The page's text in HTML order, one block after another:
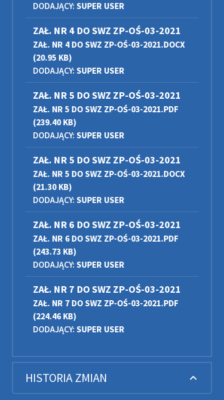
DODAJĄCY: SUPER USER
ZAŁ. NR 4 DO SWZ ZP-OŚ-03-2021
ZAŁ. NR 4 DO SWZ ZP-OŚ-03-2021.DOCX
(20.95 KB)
DODAJĄCY: SUPER USER
ZAŁ. NR 5 DO SWZ ZP-OŚ-03-2021
ZAŁ. NR 5 DO SWZ ZP-OŚ-03-2021.PDF
(239.40 KB)
DODAJĄCY: SUPER USER
ZAŁ. NR 5 DO SWZ ZP-OŚ-03-2021
ZAŁ. NR 5 DO SWZ ZP-OŚ-03-2021.DOCX
(21.30 KB)
DODAJĄCY: SUPER USER
ZAŁ. NR 6 DO SWZ ZP-OŚ-03-2021
ZAŁ. NR 6 DO SWZ ZP-OŚ-03-2021.PDF
(243.73 KB)
DODAJĄCY: SUPER USER
ZAŁ. NR 7 DO SWZ ZP-OŚ-03-2021
ZAŁ. NR 7 DO SWZ ZP-OŚ-03-2021.PDF
(224.46 KB)
DODAJĄCY: SUPER USER
HISTORIA ZMIAN